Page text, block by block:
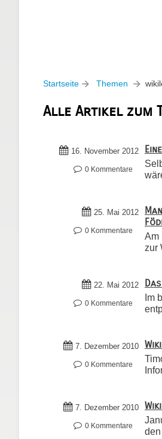
Startseite Themen
Alle Artikel zum
16. November 2012
0 Kommentare
25. Mai 2012
0 Kommentare
Am
zur
22. Mai 2012
0 Kommentare
Im
7. Dezember 2010
0 Kommentare
7. Dezember 2010
0 Kommentare